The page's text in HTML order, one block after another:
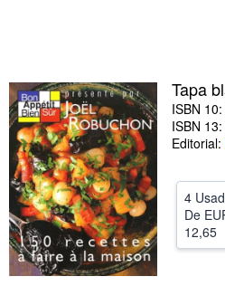
Vendedores
Comenzar a vender
Ayuda
Tapa
ISBN
ISBN
Editorial:
4
De
12,65